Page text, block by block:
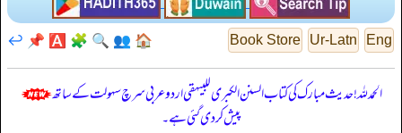
Eng
Ur-Latn
Book Store
🏠
👥
🔍
🧩
🅰️
📌
↩️
الحمدللہ! حدیث مبارک کی کتاب السنن الكبرى للبيهقي اردو عربی سرچ سہولت کے ساتھ
پیش کر دی گئی ہے۔